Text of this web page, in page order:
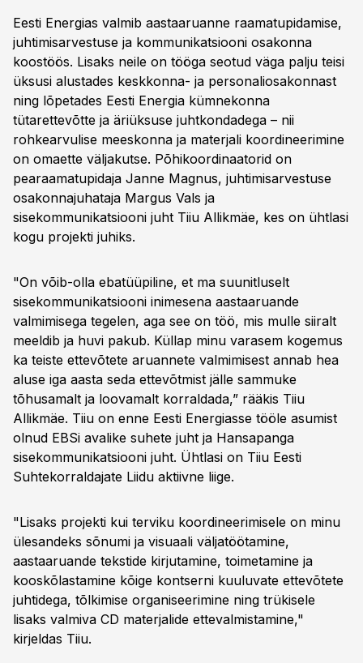
Eesti Energias valmib aastaaruanne raamatupidamise,
juhtimisarvestuse ja kommunikatsiooni osakonna
koostöös. Lisaks neile on tööga seotud väga palju teisi
üksusi alustades keskkonna- ja personaliosakonnast
ning lõpetades Eesti Energia kümnekonna
tütarettevõtte ja äriüksuse juhtkondadega – nii
rohkearvulise meeskonna ja materjali koordineerimine
on omaette väljakutse. Põhikoordinaatorid on
pearaamatupidaja Janne Magnus, juhtimisarvestuse
osakonnajuhataja Margus Vals ja
sisekommunikatsiooni juht Tiiu Allikmäe, kes on ühtlasi
kogu projekti juhiks.
"On võib-olla ebatüüpiline, et ma suunitluselt
sisekommunikatsiooni inimesena aastaaruande
valmimisega tegelen, aga see on töö, mis mulle siiralt
meeldib ja huvi pakub. Küllap minu varasem kogemus
ka teiste ettevõtete aruannete valmimisest annab hea
aluse iga aasta seda ettevõtmist jälle sammuke
tõhusamalt ja loovamalt korraldada,” rääkis Tiiu
Allikmäe. Tiiu on enne Eesti Energiasse tööle asumist
olnud EBSi avalike suhete juht ja Hansapanga
sisekommunikatsiooni juht. Ühtlasi on Tiiu Eesti
Suhtekorraldajate Liidu aktiivne liige.
"Lisaks projekti kui terviku koordineerimisele on minu
ülesandeks sõnumi ja visuaali väljatöötamine,
aastaaruande tekstide kirjutamine, toimetamine ja
kooskõlastamine kõige kontserni kuuluvate ettevõtete
juhtidega, tõlkimise organiseerimine ning trükisele
lisaks valmiva CD materjalide ettevalmistamine,"
kirjeldas Tiiu.